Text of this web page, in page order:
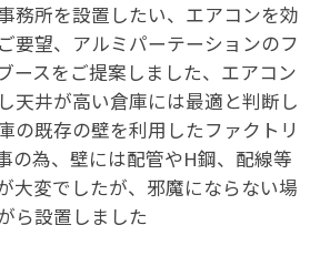
務所を設置したい、エアコンを効
要望、アルミパーテーションのフ
ースをご提案しました、エアコン
天井が高い倉庫には最適と判断し
の既存の壁を利用したファクトリ
の為、壁には配管やH鋼、配線等
大変でしたが、邪魔にならない場
ら設置しました